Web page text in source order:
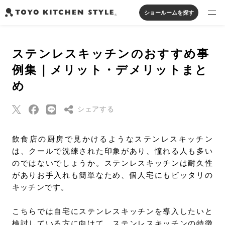
オープンキッチン
アイランドキッチン
ペニンシュラキッチン
壁付けキッチン
対面キッチン
セパレートキッチン
システムキッチン
家具・照明・タイル
バス・洗面
実例から探す
オンラインストア
カタログを見る
よくあるご質問
ショールームを探す
ステンレスキッチンのおすすめ事
例集｜メリット・デメリットまと
め
シェアする
Threads
Pinterest
はてなブックマー
ク
URLをコピー
飲食店の厨房で見かけるようなステンレスキッチン
は、クールで洗練された印象があり、憧れる人も多い
のではないでしょうか。ステンレスキッチンは耐久性
がありお手入れも簡単なため、個人宅にもピッタリの
キッチンです。
こちらでは自宅にステンレスキッチンを導入したいと